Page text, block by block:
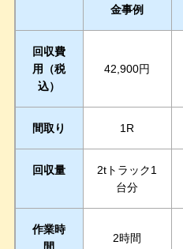
金事例
回収費
用（税
込）
42,900円
間取り 1R
回収量
2tトラック1
台分
作業時
2時間